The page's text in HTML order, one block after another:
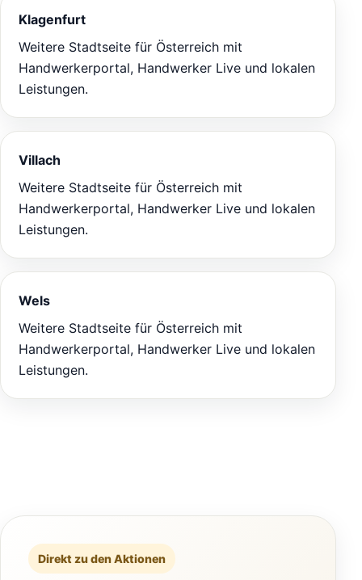
Klagenfurt
Weitere Stadtseite für Österreich mit
Handwerkerportal, Handwerker Live und lokalen
Leistungen.
Villach
Weitere Stadtseite für Österreich mit
Handwerkerportal, Handwerker Live und lokalen
Leistungen.
Wels
Weitere Stadtseite für Österreich mit
Handwerkerportal, Handwerker Live und lokalen
Leistungen.
Direkt zu den Aktionen